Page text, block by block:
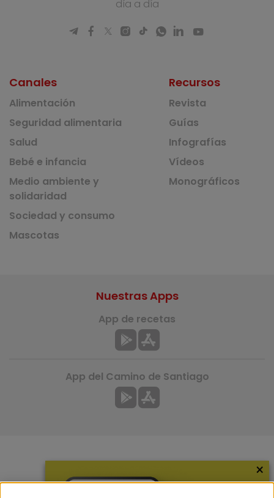
día a día
Canales
Alimentación
Seguridad alimentaria
Salud
Bebé e infancia
Medio ambiente y
solidaridad
Sociedad y consumo
Mascotas
Recursos
Revista
Guías
Infografías
Vídeos
Monográficos
Nuestras Apps
App de recetas
App del Camino de Santiago
×